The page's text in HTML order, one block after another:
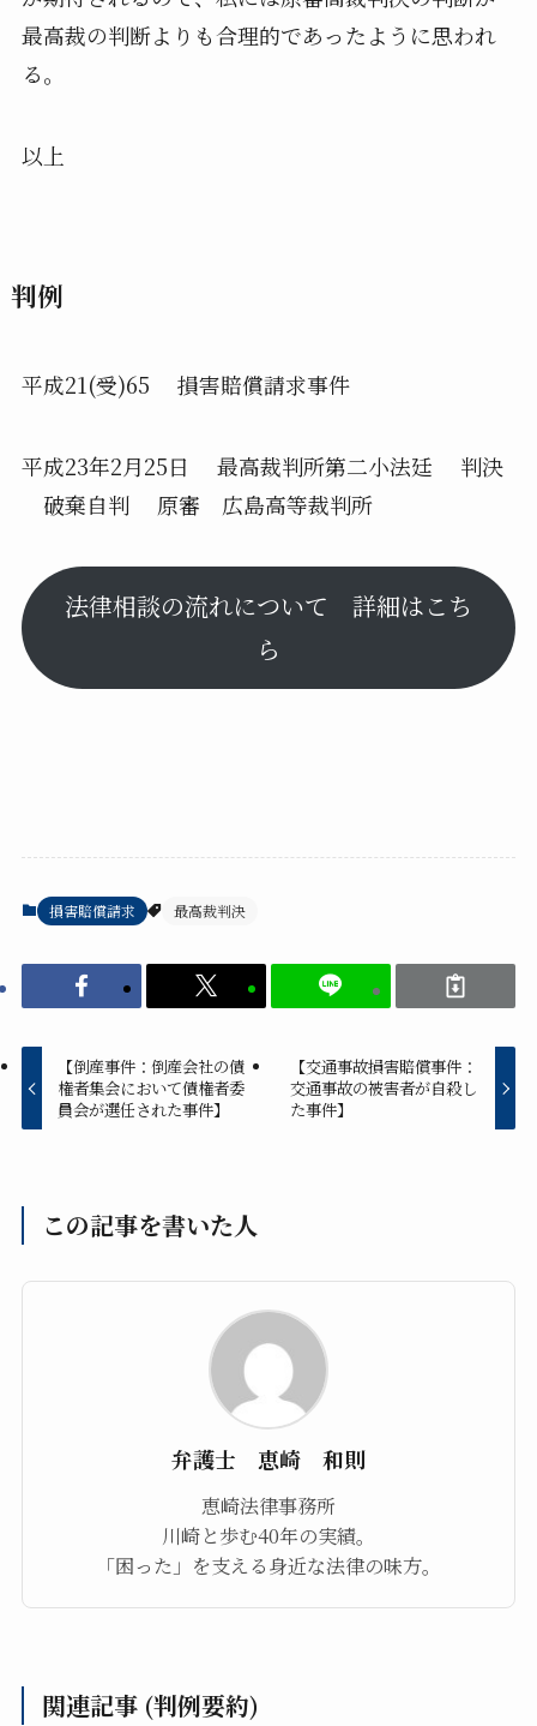
最高裁の判断よりも合理的であったように思われ
る。
以上
判例
平成21(受)65 損害賠償請求事件
平成23年2月25日 最高裁判所第二小法廷 判決
破棄自判 原審 広島高等裁判所
法律相談の流れについて 詳細はこち
ら
損害賠償請求 最高裁判決
【倒産事件：倒産会社の債
権者集会において債権者委
員会が選任された事件】
【交通事故損害賠償事件：
交通事故の被害者が自殺し
た事件】
この記事を書いた人
弁護士 恵崎 和則
恵崎法律事務所
川崎と歩む40年の実績。
「困った」を支える身近な法律の味方。
関連記事 (判例要約)